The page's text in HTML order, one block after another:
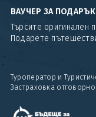
ВАУЧЕР ЗА ПОДАРЪК
Търсите оригинален
Подарете
Туроператор и
Застраховка